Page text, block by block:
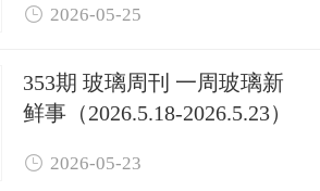
办
 2026-05-25
353期 玻璃周刊 一周玻璃新
鲜事（2026.5.18-2026.5.23）
 2026-05-23